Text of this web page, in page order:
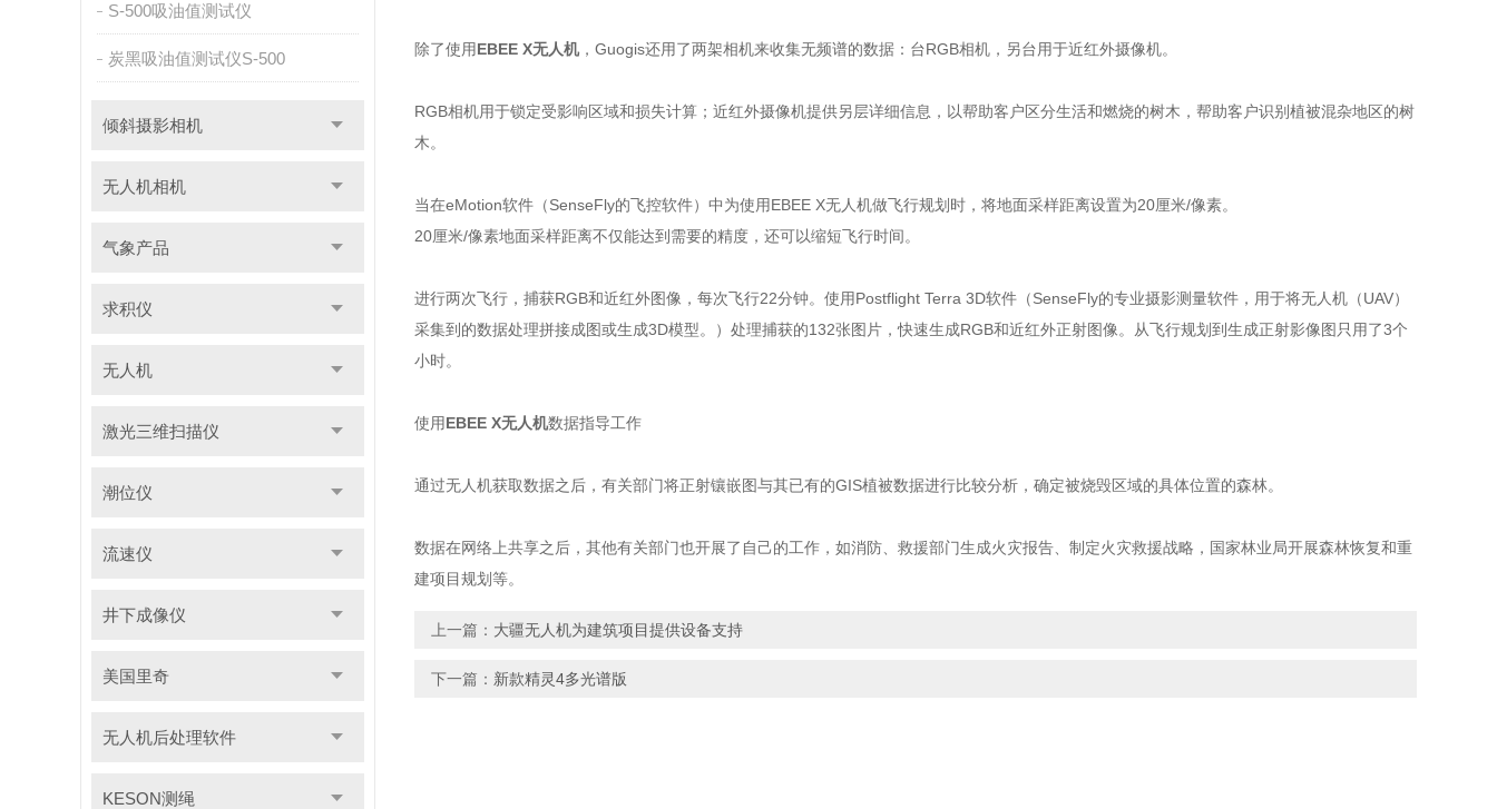
S-500吸油值测试仪
炭黑吸油值测试仪S-500
倾斜摄影相机
无人机相机
气象产品
求积仪
无人机
激光三维扫描仪
潮位仪
流速仪
井下成像仪
美国里奇
无人机后处理软件
KESON测绳
除了使用EBEE X无人机，Guogis还用了两架相机来收集无频谱的数据：台RGB相机，另台用于近红外摄像机。
RGB相机用于锁定受影响区域和损失计算；近红外摄像机提供另层详细信息，以帮助客户区分生活和燃烧的树木，帮助客户识别植被混杂地区的树
木。
当在eMotion软件（SenseFly的飞控软件）中为使用EBEE X无人机做飞行规划时，将地面采样距离设置为20厘米/像素。
20厘米/像素地面采样距离不仅能达到需要的精度，还可以缩短飞行时间。
进行两次飞行，捕获RGB和近红外图像，每次飞行22分钟。使用Postflight Terra 3D软件（SenseFly的专业摄影测量软件，用于将无人机（UAV）
采集到的数据处理拼接成图或生成3D模型。）处理捕获的132张图片，快速生成RGB和近红外正射图像。从飞行规划到生成正射影像图只用了3个
小时。
使用EBEE X无人机数据指导工作
通过无人机获取数据之后，有关部门将正射镶嵌图与其已有的GIS植被数据进行比较分析，确定被烧毁区域的具体位置的森林。
数据在网络上共享之后，其他有关部门也开展了自己的工作，如消防、救援部门生成火灾报告、制定火灾救援战略，国家林业局开展森林恢复和重
建项目规划等。
上一篇： 大疆无人机为建筑项目提供设备支持
下一篇： 新款精灵4多光谱版